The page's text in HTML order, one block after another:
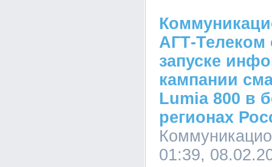
АГТ-Телеком
запуске
кампании
Lumia 800 в
регионах
01:39,